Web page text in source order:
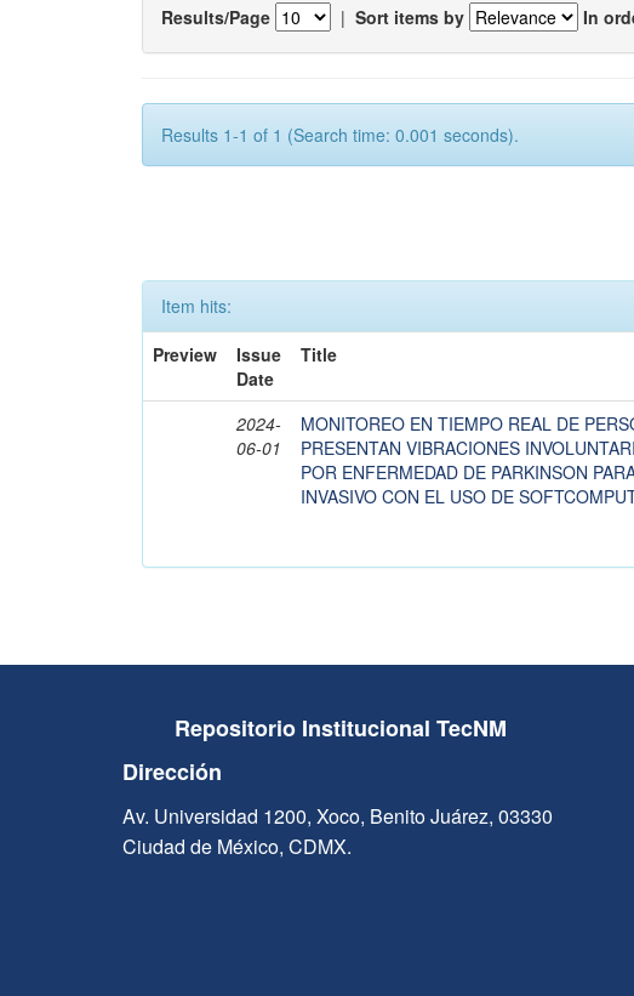
Results/Page | Sort items by In
Results 1-1 of 1 (Search time: 0.001 seconds).
Item hits:
Preview
Issue
Date
Title
2024-
06-01
MONITOREO EN TIEMPO REAL DE
PRESENTAN VIBRACIONES
POR ENFERMEDAD DE PARKINSON
INVASIVO CON EL USO DE
Repositorio Institucional TecNM
Dirección
Av. Universidad 1200, Xoco, Benito Juárez, 03330
Ciudad de México, CDMX.